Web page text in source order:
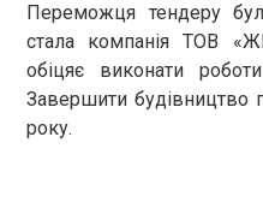
Переможця тендеру
стала компанія ТОВ
обіцяє виконати
Завершити будівництво
року.